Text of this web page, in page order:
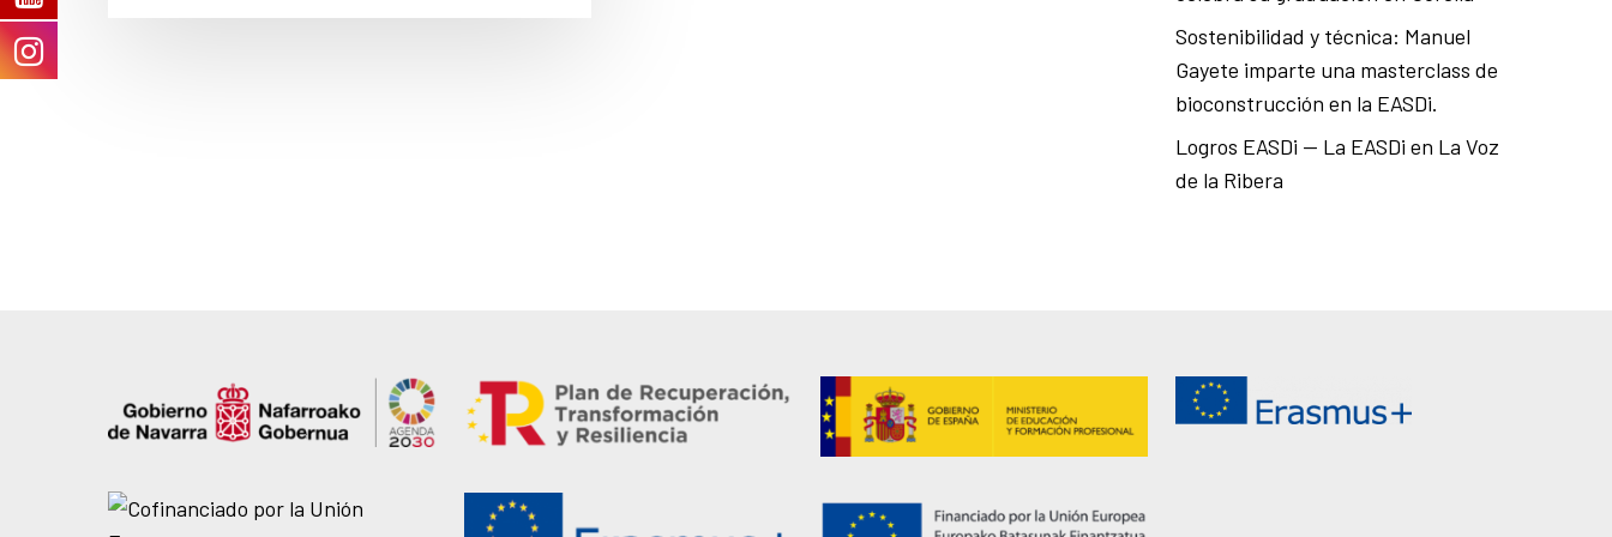
Sostenibilidad y técnica: Manuel
Gayete imparte una masterclass de
bioconstrucción en la EASDi.
Logros EASDi — La EASDi en La Voz
de la Ribera